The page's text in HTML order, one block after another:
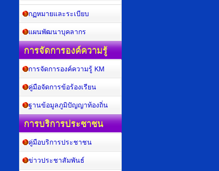
กฏหมายและระเบียบ
แผนพัฒนาบุคลากร
การจัดการองค์ความรู้
การจัดการองค์ความรู้ KM
คู่มือจัดการข้อร้องเรียน
ฐานข้อมูลภูมิปัญญาท้องถิ่น
การบริการประชาชน
คู่มือบริการประชาชน
ข่าวประชาสัมพันธ์